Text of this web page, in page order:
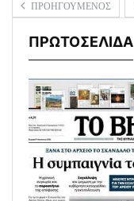
ΠΡΟΗΓΟΥΜΕΝΟΣ
ΠΡΩΤΟΣΕΛΙΔΑ